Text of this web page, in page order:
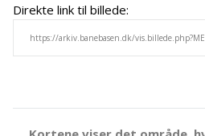
Direkte link til billede: